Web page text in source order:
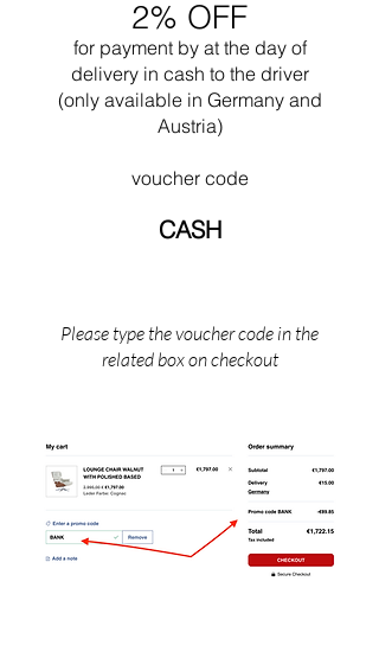
toegepaste kunst.2% OFF
for payment by at the day of
delivery in cash to the driver
(only available in Germany and
Austria)
voucher code
CASH
Please type the voucher code in the
related box on checkout